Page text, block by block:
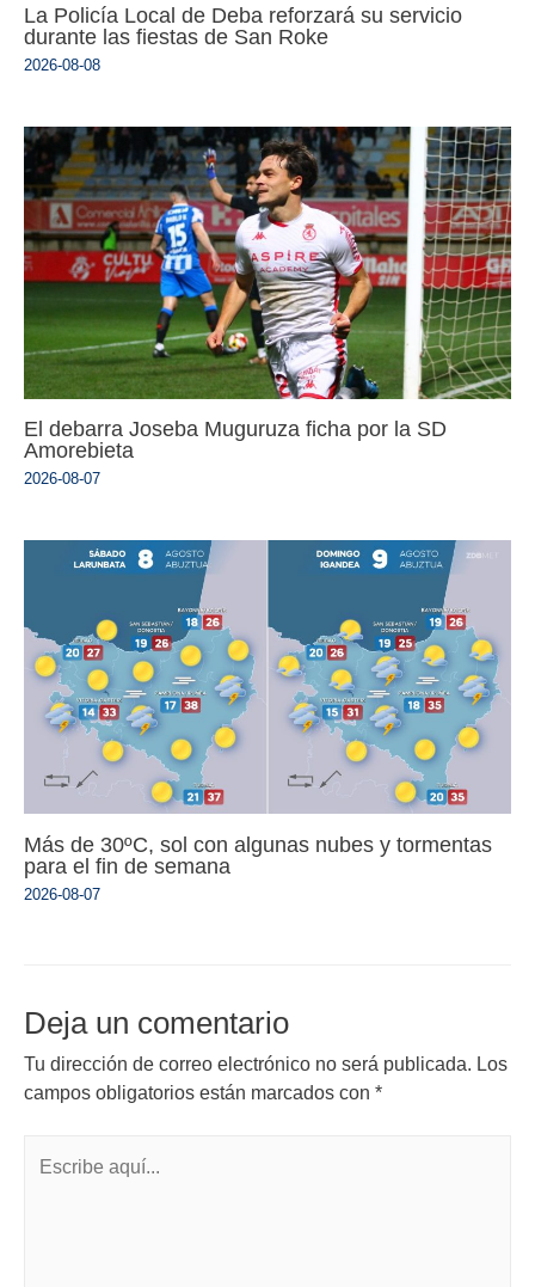
La Policía Local de Deba reforzará su servicio
durante las fiestas de San Roke
2026-08-08
El debarra Joseba Muguruza ficha por la SD
Amorebieta
2026-08-07
Más de 30ºC, sol con algunas nubes y tormentas
para el fin de semana
2026-08-07
Deja un comentario
Tu dirección de correo electrónico no será publicada. Los
campos obligatorios están marcados con *